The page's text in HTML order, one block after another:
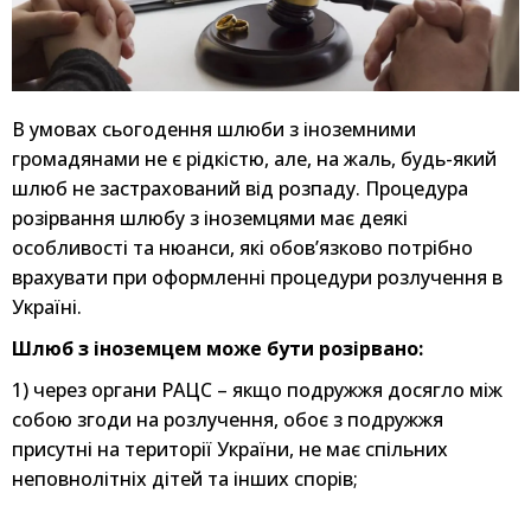
В умовах сьогодення шлюби з іноземними
громадянами не є рідкістю, але, на жаль, будь-який
шлюб не застрахований від розпаду. Процедура
розірвання шлюбу з іноземцями має деякі
особливості та нюанси, які обов’язково потрібно
врахувати при оформленні процедури розлучення в
Україні.
Шлюб з іноземцем може бути розірвано:
1) через органи РАЦС – якщо подружжя досягло між
собою згоди на розлучення, обоє з подружжя
присутні на території України, не має спільних
неповнолітніх дітей та інших спорів;